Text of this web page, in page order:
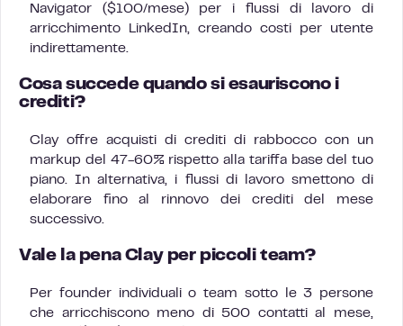
Navigator ($100/mese) per i flussi di lavoro di
arricchimento LinkedIn, creando costi per utente
indirettamente.
Cosa succede quando si esauriscono i
crediti?
Clay offre acquisti di crediti di rabbocco con un
markup del 47-60% rispetto alla tariffa base del tuo
piano. In alternativa, i flussi di lavoro smettono di
elaborare fino al rinnovo dei crediti del mese
successivo.
Vale la pena Clay per piccoli team?
Per founder individuali o team sotto le 3 persone
che arricchiscono meno di 500 contatti al mese,